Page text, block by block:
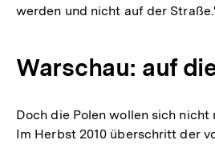
werden und nicht auf der
Warschau: auf
Doch die Polen wollen sich nicht
Im Herbst 2010 überschritt der